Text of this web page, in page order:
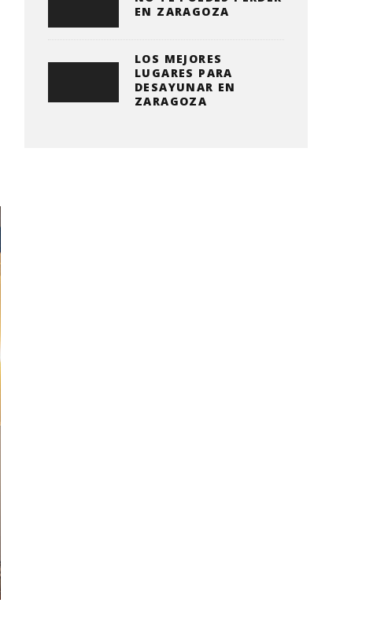
EN ZARAGOZA
LOS MEJORES
LUGARES PARA
DESAYUNAR EN
ZARAGOZA